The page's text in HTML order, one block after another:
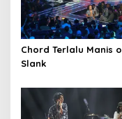
Chord Terlalu Manis
Slank